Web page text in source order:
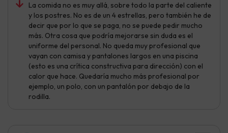
La comida no es muy allá, sobre todo la parte del caliente
y los postres. No es de un 4 estrellas, pero también he de
decir que por lo que se paga, no se puede pedir mucho
más. Otra cosa que podría mejorarse sin duda es el
uniforme del personal. No queda muy profesional que
vayan con camisa y pantalones largos en una piscina
(esto es una crítica constructiva para dirección) con el
calor que hace. Quedaría mucho más profesional por
ejemplo, un polo, con un pantalón por debajo de la
rodilla.